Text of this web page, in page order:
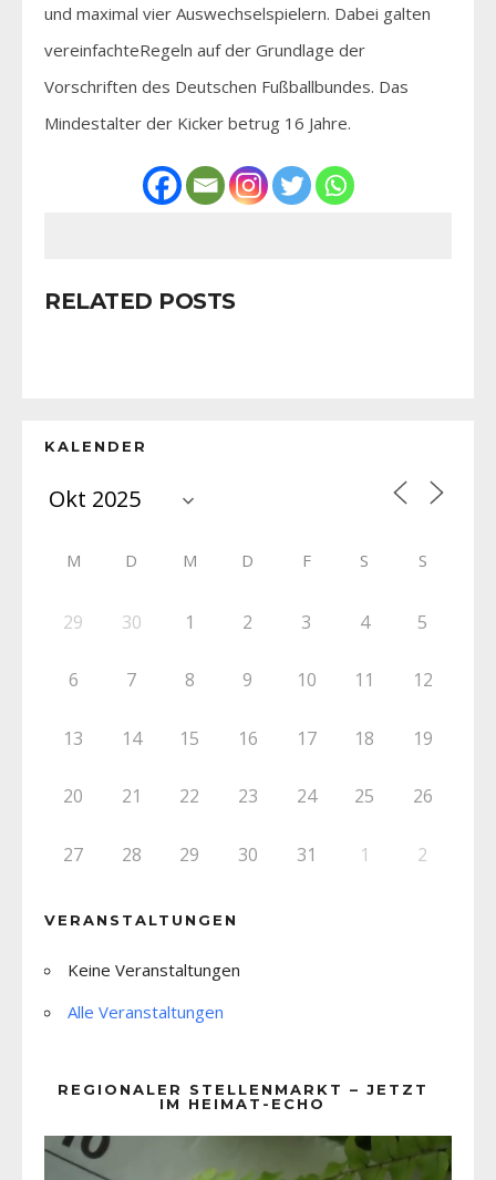
und maximal vier Auswechselspielern. Dabei galten
vereinfachteRegeln auf der Grundlage der
Vorschriften des Deutschen Fußballbundes. Das
Mindestalter der Kicker betrug 16 Jahre.
RELATED POSTS
KALENDER
M D M D F S S
29 30 1 2 3 4 5
6 7 8 9 10 11 12
13 14 15 16 17 18 19
20 21 22 23 24 25 26
27 28 29 30 31 1 2
VERANSTALTUNGEN
Keine Veranstaltungen
Alle Veranstaltungen
REGIONALER STELLENMARKT – JETZT
IM HEIMAT-ECHO